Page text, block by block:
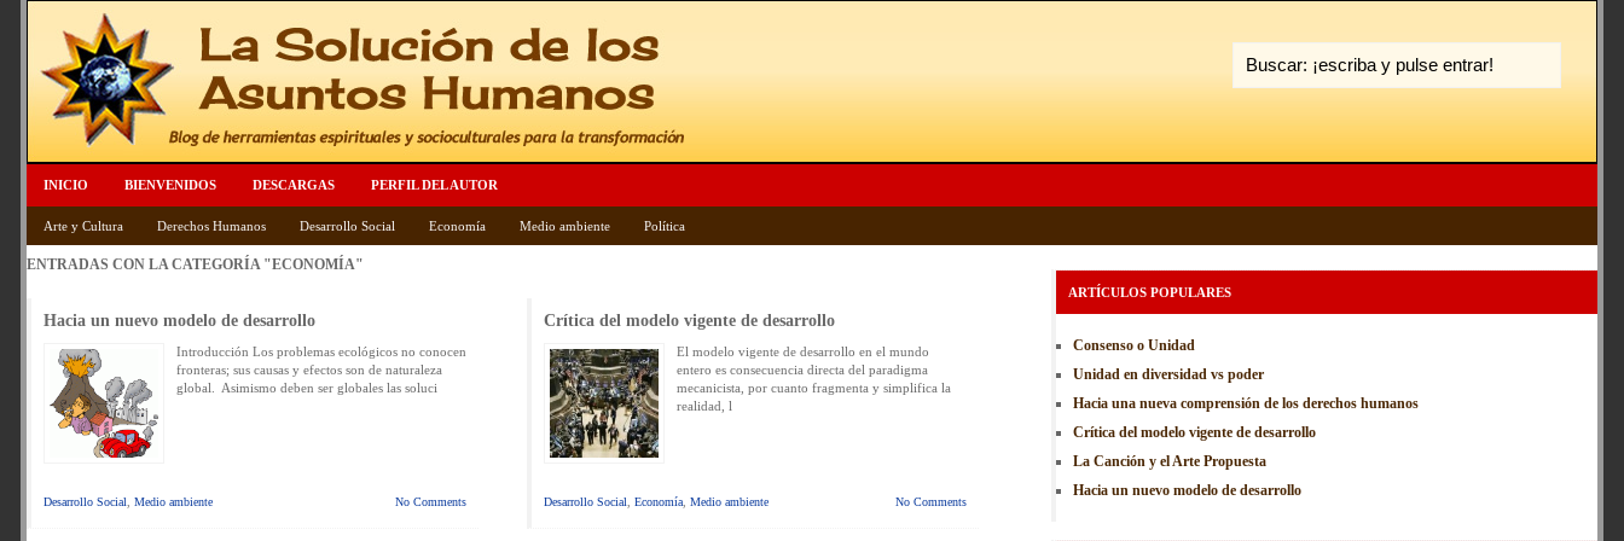
INICIO BIENVENIDOS DESCARGAS PERFIL DEL AUTOR
Arte y Cultura Derechos Humanos Desarrollo Social Economía Medio ambiente Política
ENTRADAS CON LA CATEGORÍA "ECONOMÍA"
Hacia un nuevo modelo de desarrollo
Introducción Los problemas ecológicos no conocen
fronteras; sus causas y efectos son de naturaleza
global. Asimismo deben ser globales las soluci
Desarrollo Social Medio ambiente No Comments
Crítica del modelo vigente de desarrollo
El modelo vigente de desarrollo en el mundo
entero es consecuencia directa del paradigma
mecanicista, por cuanto fragmenta y simplifica la
realidad, l
Desarrollo Social Economía Medio ambiente No Comments
ARTÍCULOS POPULARES
Consenso o Unidad
Unidad en diversidad vs poder
Hacia una nueva comprensión de los derechos humanos
Crítica del modelo vigente de desarrollo
La Canción y el Arte Propuesta
Hacia un nuevo modelo de desarrollo